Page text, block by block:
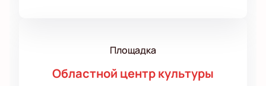
Площадка
Областной центр культуры